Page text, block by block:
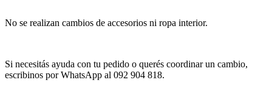
No se realizan cambios de accesorios ni ropa interior.
Si necesitás ayuda con tu pedido o querés coordinar un cambio,
escribinos por WhatsApp al 092 904 818.